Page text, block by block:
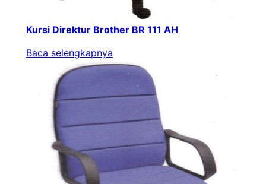
Kursi Direktur Brother BR 111 AH
Baca selengkapnya